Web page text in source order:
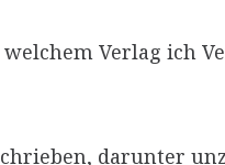
Verlag ich
darunter